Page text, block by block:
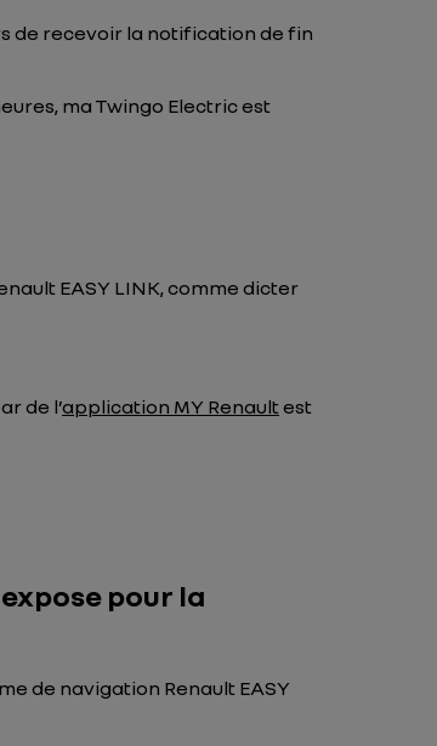
de recevoir la notification de fin
ma Twingo Electric est
EASY LINK, comme dicter
de l’application MY Renaultest
pour la
de navigation Renault EASY